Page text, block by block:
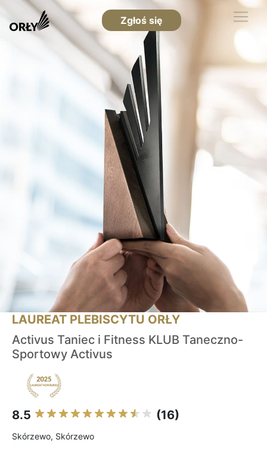
Zgłoś się
LAUREAT PLEBISCYTU ORŁY
Activus Taniec i Fitness KLUB Taneczno-
Sportowy Activus
8.5 (16)
Skórzewo, Skórzewo